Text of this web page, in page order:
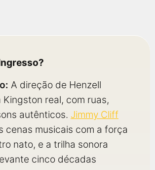
A direção de Henzell
real, com ruas,
autênticos. Jimmy Cliff
cenas musicais com a força
nato, e a trilha sonora
cinco décadas